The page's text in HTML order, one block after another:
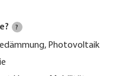
?
Photovoltaik